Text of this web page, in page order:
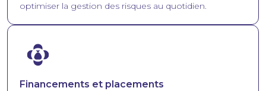
optimiser la gestion des risques au quotidien.
Image
Financements et placements